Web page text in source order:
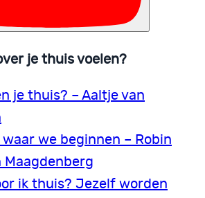
je thuis voelen?
je thuis? – Aaltje van
we beginnen – Robin
Maagdenberg
ik thuis? Jezelf worden